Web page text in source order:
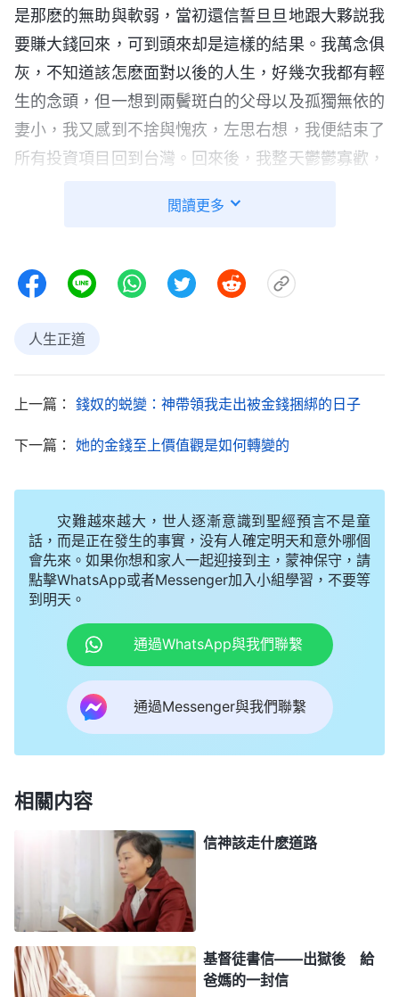
是那麽的無助與軟弱，當初還信誓旦旦地跟大夥説我
要賺大錢回來，可到頭來却是這樣的結果。我萬念俱
灰，不知道該怎麽面對以後的人生，好幾次我都有輕
生的念頭，但一想到兩鬢斑白的父母以及孤獨無依的
妻小，我又感到不捨與愧疚，左思右想，我便結束了
所有投資項目回到台灣。回來後，我整天鬱鬱寡歡，
就在我的心跌入谷底對人生絶望之時，一位好友
願望是如此『完美』，但當人邁出人生道路上的第一
步的時候，人便逐漸明白了人的命運是如此的『不完
美』，人也第一次真正地意識到人可以大膽地規劃自
己的未來，也可以肆無忌憚地擁有各種夢想，但人没
己的未來。……人的一生從事哪種職業，靠什麽維持
生計，擁有多少財富，不取决于人的父母，也不取决
于人的才能與人的努力或野心，而是取决于造物主的
命定。」《話・卷二 關于認識神・獨一無二的神自己
三》
揣摩着神的話我心裏感慨萬千，覺得這些話就是
我人生歷程的真實寫照。確實，我們每一個人對自己
的未來都有規劃，都有自己的理想和願望，也都在為
此努力奮鬥，但願望能不能成為現實，并不是我們説
會後，為了實現出人頭地、光宗耀祖的願望，我找各
債務不説，我自己也被折騰得身心疲憊、痛苦不已，
絶望到一個地步甚至想要輕生。這一次次的失敗挫折
使我深刻地體會到，命運確實不是自己能掌握的，也
不是靠我們的雙手努力奮鬥就能改變的，我們一生能
擁有多少財富，是窮或富，都在乎神的主宰命定。
閲讀更多
人生正道
上一篇： 錢奴的蜕變：神帶領我走出被金錢捆綁的日子
下一篇： 她的金錢至上價值觀是如何轉變的
灾難越來越大，世人逐漸意識到聖經預言不是童
話，而是正在發生的事實，没有人確定明天和意外哪個
會先來。如果你想和家人一起迎接到主，蒙神保守，請
點擊WhatsApp或者Messenger加入小組學習，不要等
到明天。
通過WhatsApp與我們聯繫
通過Messenger與我們聯繫
相關内容
信神該走什麽道路
基督徒書信——出獄後 給
爸媽的一封信